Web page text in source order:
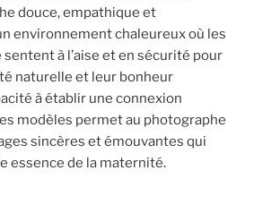
douce, empathique et
environnement chaleureux où les
à l’aise et en sécurité pour
naturelle et leur bonheur
à établir une connexion
modèles permet au photographe
sincères et émouvantes qui
essence de la maternité.